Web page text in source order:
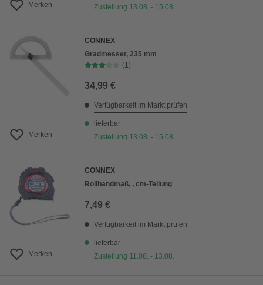
Merken
Zustellung 13.08. - 15.08.
Merken
CONNEX
Gradmesser, 235 mm
(1)
34,99 €
Verfügbarkeit im Markt prüfen
lieferbar
Zustellung 13.08. - 15.08.
Merken
CONNEX
Rollbandmaß, , cm-Teilung
7,49 €
Verfügbarkeit im Markt prüfen
lieferbar
Zustellung 11.08. - 13.08.